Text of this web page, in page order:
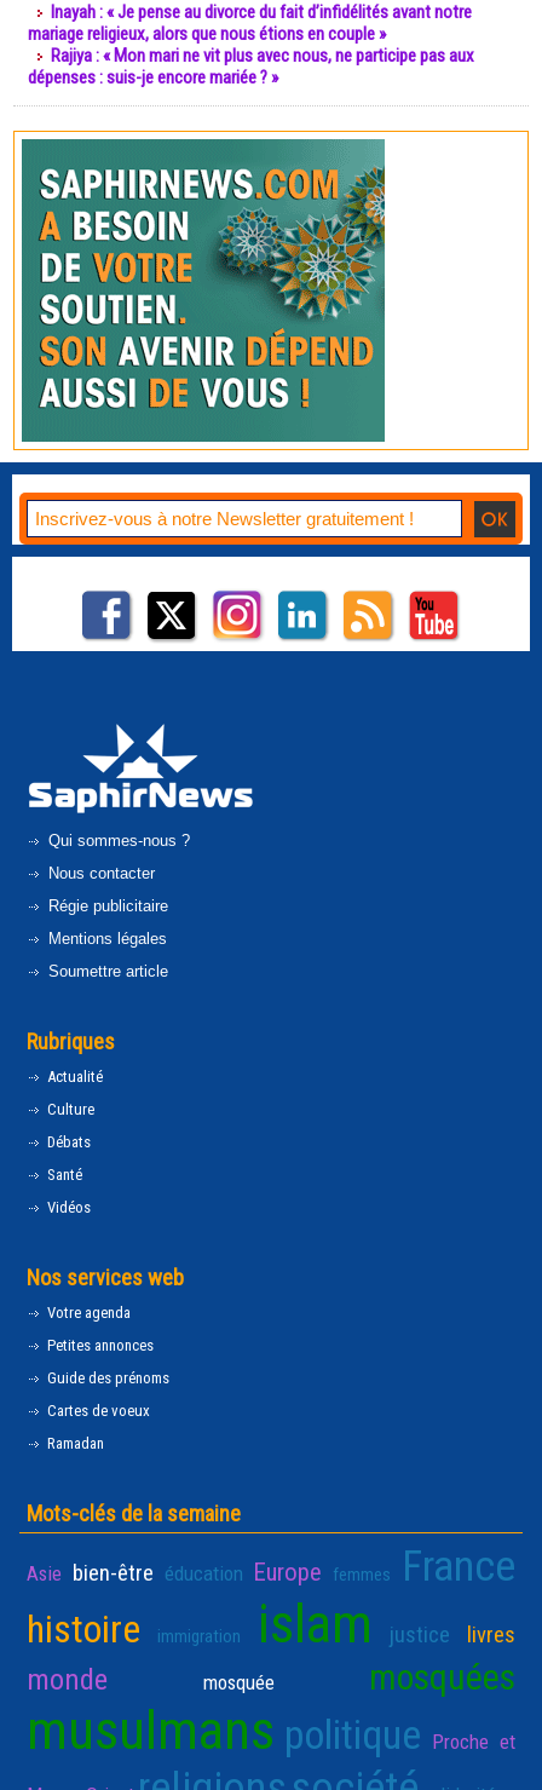
Inayah : « Je pense au divorce du fait d’infidélités avant notre
mariage religieux, alors que nous étions en couple »
Rajiya : « Mon mari ne vit plus avec nous, ne participe pas aux
dépenses : suis-je encore mariée ? »
Qui sommes-nous ?
Nous contacter
Régie publicitaire
Mentions légales
Soumettre article
Rubriques
Actualité
Culture
Débats
Santé
Vidéos
Nos services web
Votre agenda
Petites annonces
Guide des prénoms
Cartes de voeux
Ramadan
Mots-clés de la semaine
Asie bien-être éducation Europe femmes France
histoire immigration islam justice livres
monde mosquée mosquées
musulmans politique Proche et